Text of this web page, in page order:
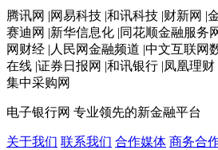
腾讯网 |网易科技 |和讯科技 |财新网 |
赛迪网 |新华信息化 |同花顺金融服务
网财经 |人民网金融频道 |中文互联网
在线 |证券日报网 |和讯银行 |凤凰理
集中采购网
电子银行网 专业领先的新金融平台
关于我们 联系我们 合作媒体 商务合